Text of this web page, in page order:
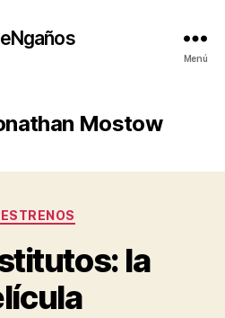
Menú
Mostow
Categorías
la